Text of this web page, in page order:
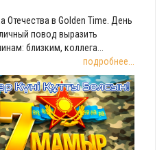
в Golden Time. День
повод выразить
близким, коллега...
подробнее...